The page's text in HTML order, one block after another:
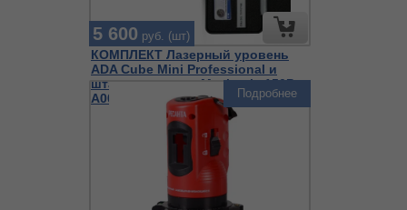
КОМПЛЕКТ Лазерный уровень
ADA Cube Mini Professional и
штангенциркуль Mechanic 150Pro
А00731
5 600 руб. (шт)
Подробнее